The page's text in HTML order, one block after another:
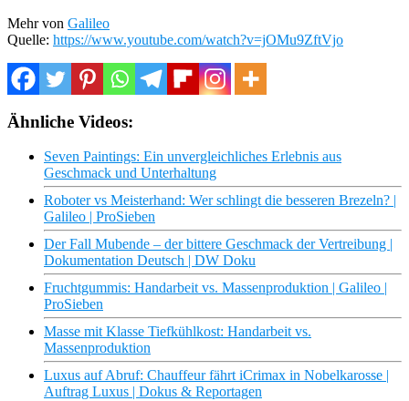
Mehr von Galileo
Quelle: https://www.youtube.com/watch?v=jOMu9ZftVjo
Ähnliche Videos:
Seven Paintings: Ein unvergleichliches Erlebnis aus
Geschmack und Unterhaltung
Roboter vs Meisterhand: Wer schlingt die besseren Brezeln? |
Galileo | ProSieben
Der Fall Mubende – der bittere Geschmack der Vertreibung |
Dokumentation Deutsch | DW Doku
Fruchtgummis: Handarbeit vs. Massenproduktion | Galileo |
ProSieben
Masse mit Klasse Tiefkühlkost: Handarbeit vs.
Massenproduktion
Luxus auf Abruf: Chauffeur fährt iCrimax in Nobelkarosse |
Auftrag Luxus | Dokus & Reportagen